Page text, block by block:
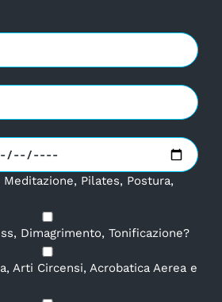
Meditazione, Pilates, Postura,
Dimagrimento, Tonificazione?
Arti Circensi, Acrobatica Aerea e